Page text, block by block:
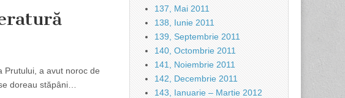
Prutului, a avut noroc de
doreau stăpâni…
137, Mai 2011
138, Iunie 2011
139, Septembrie 2011
140, Octombrie 2011
141, Noiembrie 2011
142, Decembrie 2011
143, Ianuarie – Martie 2012